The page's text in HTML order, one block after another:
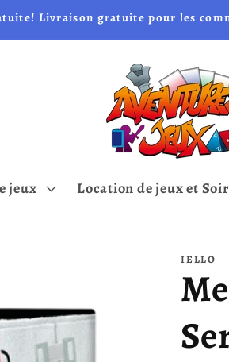
Livraison gratuite pour les
jeux Location de jeux et
IELLO